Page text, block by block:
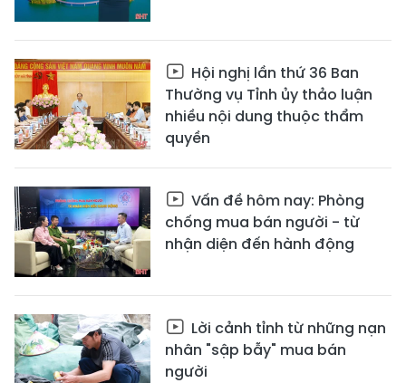
Hội nghị lần thứ 36 Ban
Thường vụ Tỉnh ủy thảo luận
nhiều nội dung thuộc thẩm
quyền
Vấn đề hôm nay: Phòng
chống mua bán người - từ
nhận diện đến hành động
Lời cảnh tỉnh từ những nạn
nhân "sập bẫy" mua bán
người